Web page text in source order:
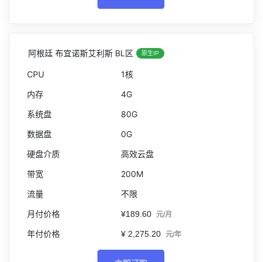
阿根廷 布宜诺斯艾利斯 BL区 原生IP
1核
4G
80G
0G
高效云盘
200M
不限
¥189.60 元/月
¥ 2,275.20 元/年